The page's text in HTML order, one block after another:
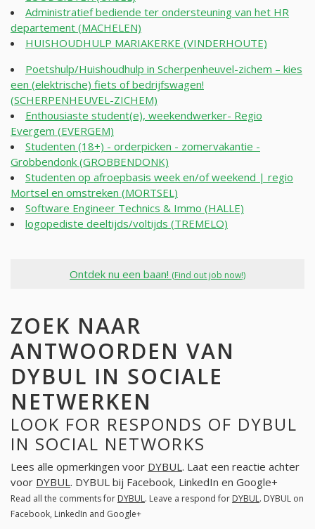
Administratief bediende ter ondersteuning van het HR
departement (MACHELEN)
HUISHOUDHULP MARIAKERKE (VINDERHOUTE)
Poetshulp/Huishoudhulp in Scherpenheuvel-zichem – kies
een (elektrische) fiets of bedrijfswagen!
(SCHERPENHEUVEL-ZICHEM)
Enthousiaste student(e), weekendwerker- Regio
Evergem (EVERGEM)
Studenten (18+) - orderpicken - zomervakantie -
Grobbendonk (GROBBENDONK)
Studenten op afroepbasis week en/of weekend | regio
Mortsel en omstreken (MORTSEL)
Software Engineer Technics & Immo (HALLE)
logopediste deeltijds/voltijds (TREMELO)
Ontdek nu een baan! (Find out job now!)
ZOEK NAAR
ANTWOORDEN VAN
DYBUL IN SOCIALE
NETWERKEN
LOOK FOR RESPONDS OF DYBUL
IN SOCIAL NETWORKS
Lees alle opmerkingen voor DYBUL. Laat een reactie achter
voor DYBUL. DYBUL bij Facebook, LinkedIn en Google+
Read all the comments for DYBUL. Leave a respond for DYBUL. DYBUL on
Facebook, LinkedIn and Google+